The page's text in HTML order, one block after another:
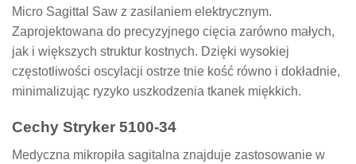
Micro Sagittal Saw z zasilaniem elektrycznym.
Zaprojektowana do precyzyjnego cięcia zarówno małych,
jak i większych struktur kostnych. Dzięki wysokiej
częstotliwości oscylacji ostrze tnie kość równo i dokładnie,
minimalizując ryzyko uszkodzenia tkanek miękkich.
Cechy Stryker 5100-34
Medyczna mikropiła sagitalna znajduje zastosowanie w